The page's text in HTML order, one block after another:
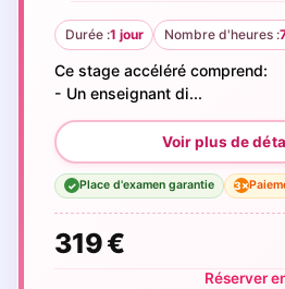
Durée :1 jour Nombre d'heures :
Ce stage accéléré comprend:
- Un enseignant di...
✓ Place d'examen garantie 3×
319 €
Réserver